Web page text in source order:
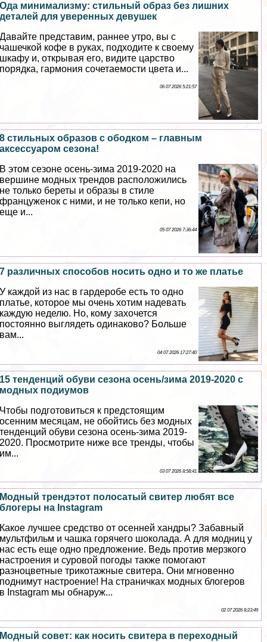
Ода минимализму: стильный образ без лишних
деталей для уверенных дeвyшек
Давайте представим, раннее утро, вы с
чашечкой кофе в руках, подходите к своему
шкафу и, открывая его, видите царство
порядка, гармония сочетаемости цвета и...
06 07 2026 5:21:57
8 стильных образов с ободком – главным
аксессуаром сезона!
В этом сезоне осень-зима 2019-2020 на
вершине модных трендов расположились
не только береты и образы в стиле
француженок с ними, и не только кепи, но
еще и...
05 07 2026 7:36:44
7 различных способов носить одно и то же платье
У каждой из нас в гардеробе есть то одно
платье, которое мы очень хотим надевать
каждую неделю. Но, кому захочется
постоянно выглядеть одинаково? Больше
вам...
04 07 2026 17:27:40
15 тенденций обуви сезона осень/зима 2019-2020 с
модных подиумов
Чтобы подготовиться к предстоящим
осенним месяцам, не обойтись без модных
тенденций обуви сезона осень-зима 2019-
2020. Просмотрите ниже все тренды, чтобы
им...
03 07 2026 8:58:41
Модный трендэтот полосатый свитер любят все
блогеры на Instagram
Какое лучшее средство от осенней хандры? Забавный
мультфильм и чашка горячего шоколада. А для модниц у
нас есть еще одно предложение. Ведь против мерзкого
настроения и суровой погоды также помогают
разноцветные трикотажные свитера. Они мгновенно
поднимут настроение! На страничках модных блогеров
в Instagram мы обнаруж...
02 07 2026 8:23:49
Модный совет: как носить свитера в переходный